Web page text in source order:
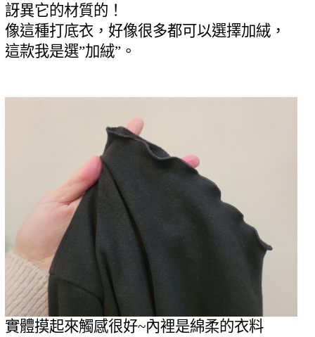
訝異它的材質的！
像這種打底衣，好像很多都可以選擇加絨，
這款我是選”加絨”。
實體摸起來觸感很好~內裡是綿柔的衣料